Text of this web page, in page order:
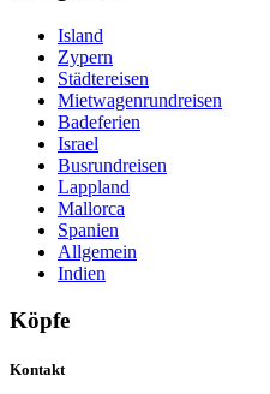
Island
Zypern
Städtereisen
Mietwagenrundreisen
Badeferien
Israel
Busrundreisen
Lappland
Mallorca
Spanien
Allgemein
Indien
Köpfe
Kontakt